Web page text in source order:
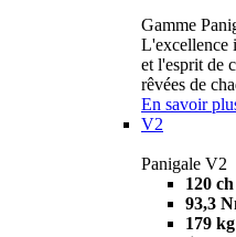
Gamme
L'excellence
et l'esprit de
rêvées de
En savoir
V2
Panigale V2
120 ch
93,3
179 kg